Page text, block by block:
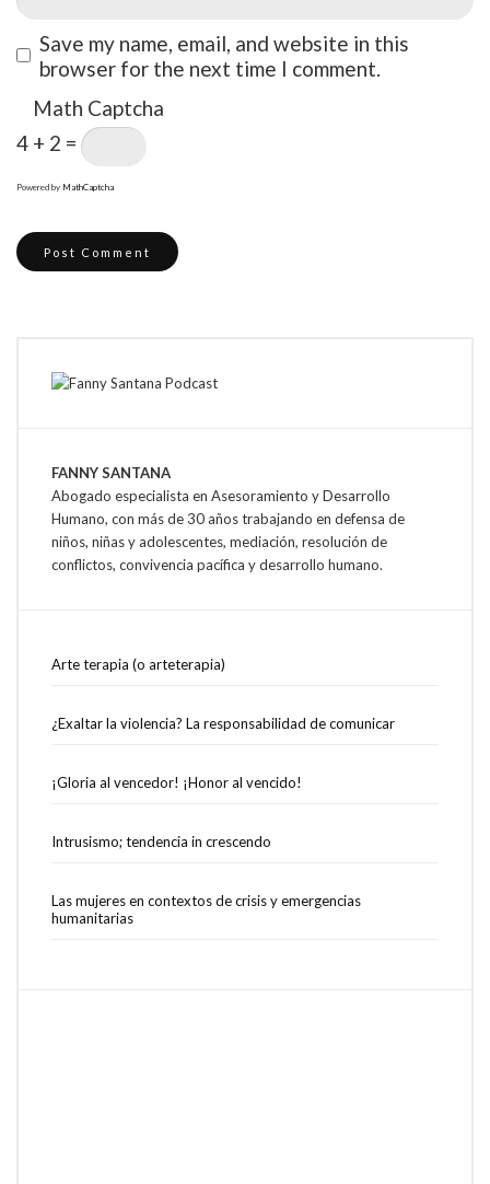
Save my name, email, and website in this
browser for the next time I comment.
Math Captcha
4 + 2 =
Powered by MathCaptcha
FANNY SANTANA
Abogado especialista en Asesoramiento y Desarrollo
Humano, con más de 30 años trabajando en defensa de
niños, niñas y adolescentes, mediación, resolución de
conflictos, convivencia pacífica y desarrollo humano.
Arte terapia (o arteterapia)
¿Exaltar la violencia? La responsabilidad de comunicar
¡Gloria al vencedor! ¡Honor al vencido!
Intrusismo; tendencia in crescendo
Las mujeres en contextos de crisis y emergencias
humanitarias